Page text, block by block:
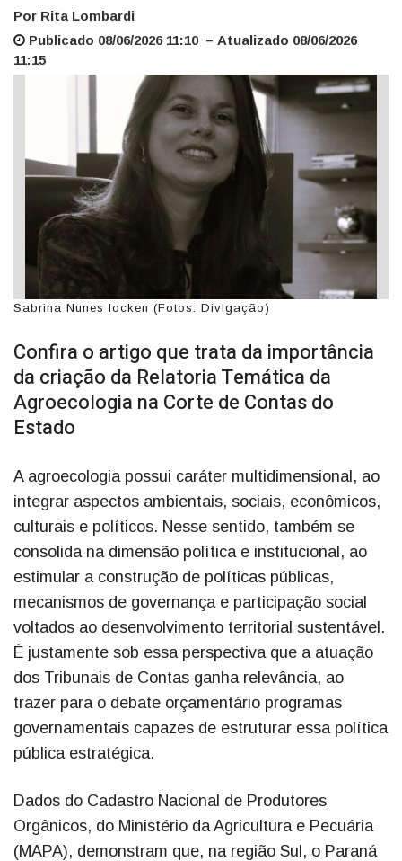
Por Rita Lombardi
Publicado 08/06/2026 11:10 – Atualizado 08/06/2026
11:15
Sabrina Nunes Iocken (Fotos: Divlgação)
Confira o artigo que trata da importância
da criação da Relatoria Temática da
Agroecologia na Corte de Contas do
Estado
A agroecologia possui caráter multidimensional, ao
integrar aspectos ambientais, sociais, econômicos,
culturais e políticos. Nesse sentido, também se
consolida na dimensão política e institucional, ao
estimular a construção de políticas públicas,
mecanismos de governança e participação social
voltados ao desenvolvimento territorial sustentável.
É justamente sob essa perspectiva que a atuação
dos Tribunais de Contas ganha relevância, ao
trazer para o debate orçamentário programas
governamentais capazes de estruturar essa política
pública estratégica.
Dados do Cadastro Nacional de Produtores
Orgânicos, do Ministério da Agricultura e Pecuária
(MAPA), demonstram que, na região Sul, o Paraná